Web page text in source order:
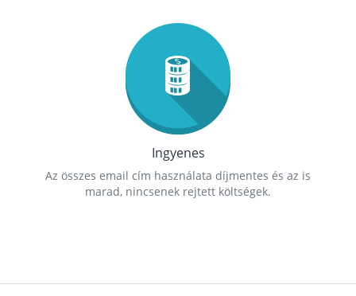
Ingyenes
Az összes email cím használata díjmentes és az is
marad, nincsenek rejtett költségek.